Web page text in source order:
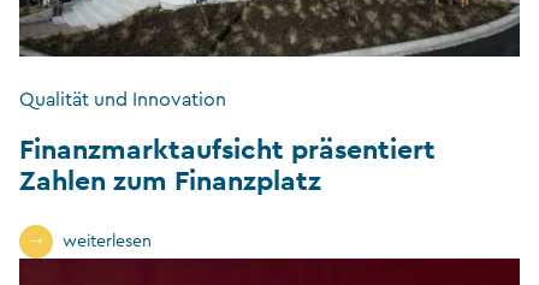
Qualität und Innovation
Finanzmarktaufsicht präsentiert
Zahlen zum Finanzplatz
weiterlesen